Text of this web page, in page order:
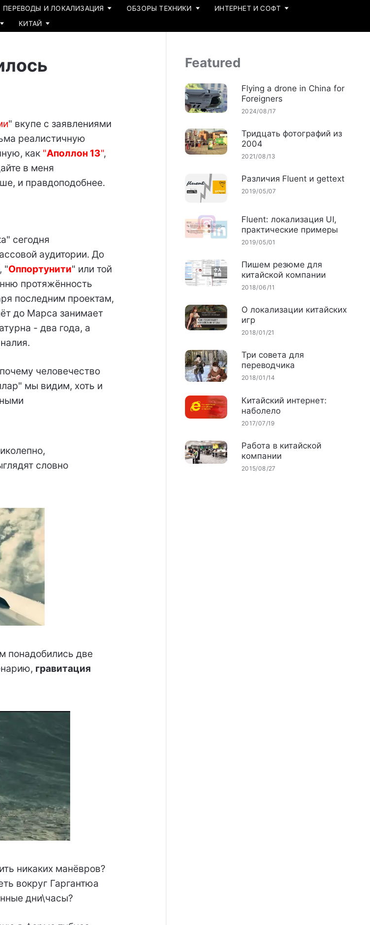
ПЕРЕВОДЫ И ЛОКАЛИЗАЦИЯ ОБЗОРЫ ТЕХНИКИ
ИНТЕРНЕТ И СОФТ
КИТАЙ
" вкупе с заявлениями
реалистичную
как "Аполлон 13",
в меня
и правдоподобнее.
сегодня
аудитории. До
"Оппортунити" или той
протяжённость
последним проектам,
до Марса занимает
- два года, а
человечество
мы видим, хоть и
словно
понадобились две
гравитация
никаких манёвров?
вокруг Гаргантюа
дни\часы?
Featured
Flying a drone in China for
Foreigners
2024/08/17
Тридцать фотографий из
2004
2021/08/13
Различия Fluent и gettext
2019/05/07
Fluent: локализация UI,
практические примеры
2019/05/01
Пишем резюме для
китайской компании
2018/06/11
О локализации китайских
игр
2018/01/21
Три совета для
переводчика
2018/01/14
Китайский интернет:
наболело
2017/07/19
Работа в китайской
компании
2015/08/27